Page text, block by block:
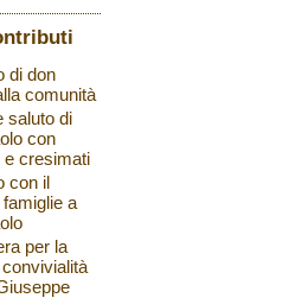
di don
comunità
saluto di
con
e cresimati
con il
a
per la